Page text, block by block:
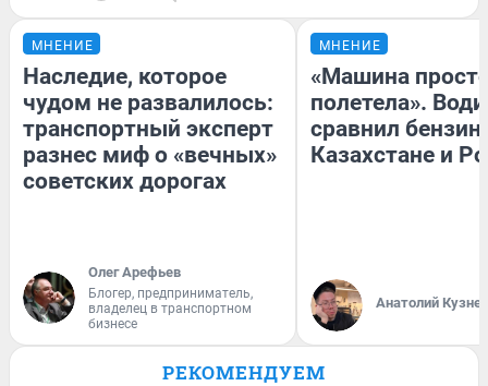
МНЕНИЕ
Наследие, которое
чудом не развалилось:
транспортный эксперт
разнес миф о «вечных»
советских дорогах
Олег Арефьев
Блогер, предприниматель,
владелец в транспортном
бизнесе
МНЕНИЕ
«Машина
полетела».
сравнил бензин
Казахстане и
Анатолий
РЕКОМЕНДУЕМ